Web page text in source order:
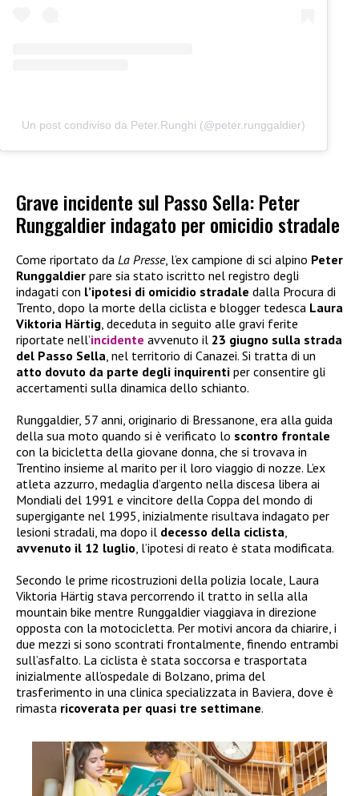
Un post condiviso da Peter.Runghi (@peter.runggaldier)
Grave incidente sul Passo Sella: Peter
Runggaldier indagato per omicidio stradale
Come riportato da La Presse, l’ex campione di sci alpino Peter
Runggaldier pare sia stato iscritto nel registro degli
indagati con l’ipotesi di omicidio stradale dalla Procura di
Trento, dopo la morte della ciclista e blogger tedesca Laura
Viktoria Härtig, deceduta in seguito alle gravi ferite
riportate nell’incidente avvenuto il 23 giugno sulla strada
del Passo Sella, nel territorio di Canazei. Si tratta di un
atto dovuto da parte degli inquirenti per consentire gli
accertamenti sulla dinamica dello schianto.
Runggaldier, 57 anni, originario di Bressanone, era alla guida
della sua moto quando si è verificato lo scontro frontale
con la bicicletta della giovane donna, che si trovava in
Trentino insieme al marito per il loro viaggio di nozze. L’ex
atleta azzurro, medaglia d’argento nella discesa libera ai
Mondiali del 1991 e vincitore della Coppa del mondo di
supergigante nel 1995, inizialmente risultava indagato per
lesioni stradali, ma dopo il decesso della ciclista,
avvenuto il 12 luglio, l’ipotesi di reato è stata modificata.
Secondo le prime ricostruzioni della polizia locale, Laura
Viktoria Härtig stava percorrendo il tratto in sella alla
mountain bike mentre Runggaldier viaggiava in direzione
opposta con la motocicletta. Per motivi ancora da chiarire, i
due mezzi si sono scontrati frontalmente, finendo entrambi
sull’asfalto. La ciclista è stata soccorsa e trasportata
inizialmente all’ospedale di Bolzano, prima del
trasferimento in una clinica specializzata in Baviera, dove è
rimasta ricoverata per quasi tre settimane.